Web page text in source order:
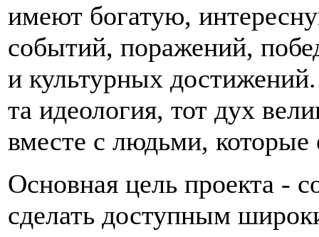
имеют богатую,
событий, поражений,
и культурных
та идеология, тот дух
вместе с людьми, которые
Основная цель проекта -
сделать доступным